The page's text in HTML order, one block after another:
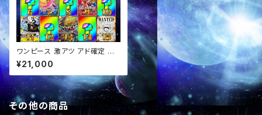
ワンピース 激アツ アド確定 画
像確定 スタ賞パック オリパ
¥21,000
その他の商品